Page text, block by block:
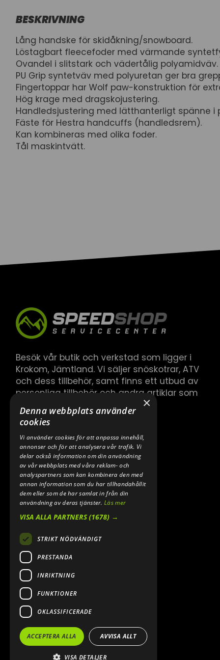
BESKRIVNING
Lång handske för skidåkning/snowboard.
Löstagbart fleecefoder med värmande
Ovandel i slitstark och vädertålig polyamidväv.
PU Grip syntetväv med polyuretan ger bra
Fingertoppar har Wolf paw-konstruktion för
Hög krage med dragskojustering.
Handledsjustering med lätthanterligt spänne i
Fäste för Hestra handcuffs (handledsrem).
Kan kombineras med olika foder.
Tål maskintvätt.
Besök vår butik och verkstad som ligger i
Krokom, Jämtland. Vi säljer snöskotrar, ATV
och dess tillbehör, samt finns ett utbud av
personliga tillbehör och andra artiklar som
hör till.
×
Denna webbplats använder
cookies
Vi använder cookies för att anpassa innehåll,
annonser och för att analysera vår trafik. Vi
delar också information om din användning
av vår webbplats med våra reklam- och
analyspartners som kan kombinera den med
annan information som du har tillhandahållit
dem eller som de har samlat in från din
användning av deras tjänster.Läs mer
VISA ALLA PARTNERS(1678) →
STRIKT NÖDVÄNDIGT
PRESTANDA
INRIKTNING
FUNKTIONER
OKLASSIFICERADE
ACCEPTERA ALLA AVVISA ALLT
VISA DETALJER